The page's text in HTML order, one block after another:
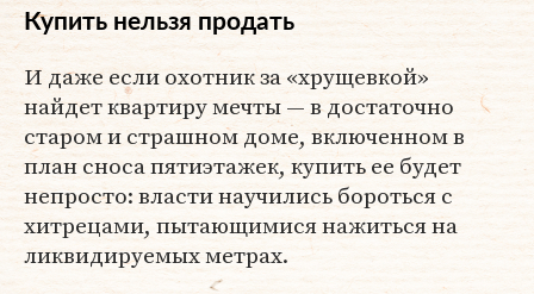
Купить нельзя продать
И даже если охотник за «хрущевкой»
найдет квартиру мечты — в достаточно
старом и страшном доме, включенном в
план сноса пятиэтажек, купить ее будет
непросто: власти научились бороться с
хитрецами, пытающимися нажиться на
ликвидируемых метрах.